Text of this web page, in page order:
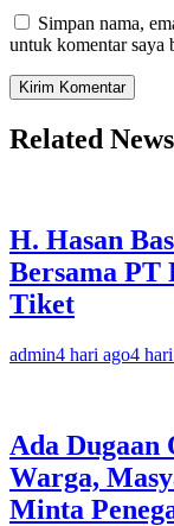
Simpan nama,
untuk komentar saya
Related News
H. Hasan
Bersama PT
Tiket
admin4 hari ago4
Ada
Warga,
Minta